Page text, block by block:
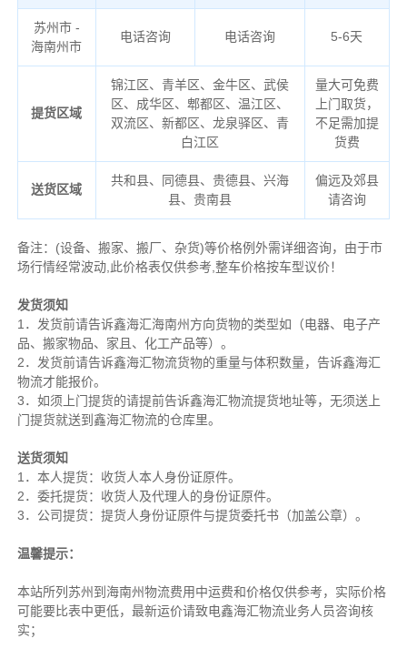
苏州市 -
海南州市
电话咨询 电话咨询 5-6天
提货区域
锦江区、青羊区、金牛区、武侯
区、成华区、郫都区、温江区、
双流区、新都区、龙泉驿区、青
白江区
量大可免费
上门取货，
不足需加提
货费
送货区域
共和县、同德县、贵德县、兴海
县、贵南县
偏远及郊县
请咨询
备注： (设备、搬家、搬厂、杂货)等价格例外需详细咨询，由于市
场行情经常波动,此价格表仅供参考,整车价格按车型议价！
发货须知
1．发货前请告诉鑫海汇海南州方向货物的类型如（电器、电子产
品、搬家物品、家且、化工产品等）。
2．发货前请告诉鑫海汇物流货物的重量与体积数量，告诉鑫海汇
物流才能报价。
3．如须上门提货的请提前告诉鑫海汇物流提货地址等，无须送上
门提货就送到鑫海汇物流的仓库里。
送货须知
1．本人提货：收货人本人身份证原件。
2．委托提货：收货人及代理人的身份证原件。
3．公司提货：提货人身份证原件与提货委托书（加盖公章）。
温馨提示：
本站所列苏州到海南州物流费用中运费和价格仅供参考，实际价格
可能要比表中更低，最新运价请致电鑫海汇物流业务人员咨询核
实；